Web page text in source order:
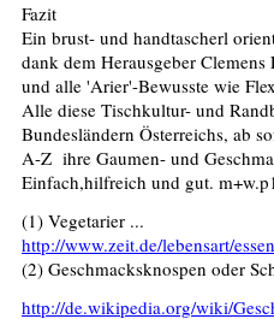
Fazit
Ein brust- und handtascherl
dank dem Herausgeber
und alle 'Arier'-Bewusste wie
Alle diese Tischkultur- und
Bundesländern Österreichs, ab
A-Z ihre Gaumen- und
Einfach,hilfreich und gut.
(1) Vegetarier ...
http://www.zeit.de/lebensart/
(2) Geschmacksknospen oder
http://de.wikipedia.org/wiki/